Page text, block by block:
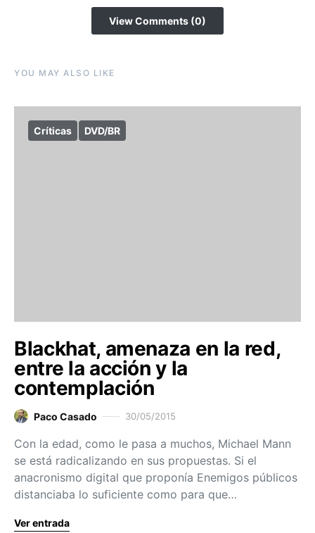
View Comments (0)
YOU MAY ALSO LIKE
Críticas DVD/BR
Blackhat, amenaza en la red,
entre la acción y la
contemplación
Paco Casado 30/05/2015
Con la edad, como le pasa a muchos, Michael Mann
se está radicalizando en sus propuestas. Si el
anacronismo digital que proponía Enemigos públicos
distanciaba lo suficiente como para que…
Ver entrada